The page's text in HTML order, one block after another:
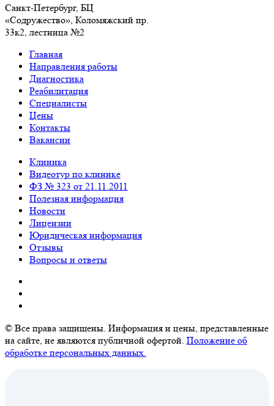
Санкт-Петербург, БЦ
«Содружество», Колoмяжский пр.
33к2, лестница №2
Главная
Направления работы
Диагностика
Реабилитация
Специалисты
Цены
Контакты
Вакансии
Клиника
Видеотур по клинике
ФЗ № 323 от 21.11.2011
Полезная информация
Новости
Лицензии
Юридическая информация
Отзывы
Вопросы и ответы
© Все права защищены. Информация и цены, представленные
на сайте, не являются публичной офертой. Положение об
обработке персональных данных.